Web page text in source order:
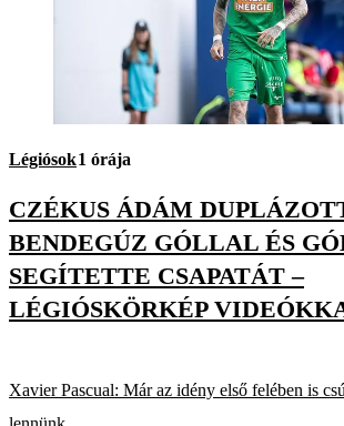
Légiósok1 órája
CZÉKUS ÁDÁM
BENDEGÚZ GÓLLAL ÉS
SEGÍTETTE CSAPATÁT –
LÉGIÓSKÖRKÉP
Xavier Pascual: Már az idény első felében is